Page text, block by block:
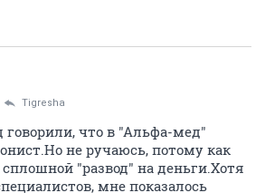
Tigresha
говорили, что в "Альфа-мед"
не ручаюсь, потому как
"развод" на деньги.Хотя
мне показалось